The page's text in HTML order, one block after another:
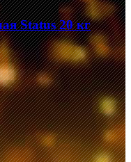
Status 20 кг